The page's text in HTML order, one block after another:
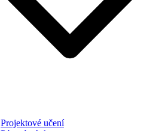
Projektové učení